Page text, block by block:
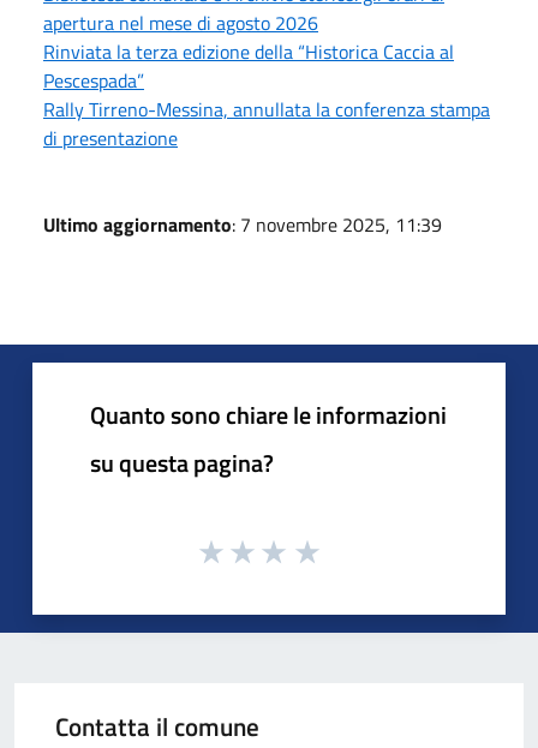
apertura nel mese di agosto 2026
Rinviata la terza edizione della “Historica Caccia al
Pescespada”
Rally Tirreno-Messina, annullata la conferenza stampa
di presentazione
Ultimo aggiornamento: 7 novembre 2025, 11:39
Quanto sono chiare le informazioni
su questa pagina?
Contatta il comune